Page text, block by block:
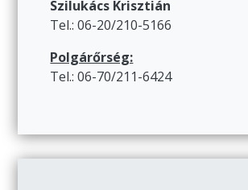
Szilukács Krisztián
Tel.: 06-20/210-5166
Polgárőrség:
Tel.: 06-70/211-6424